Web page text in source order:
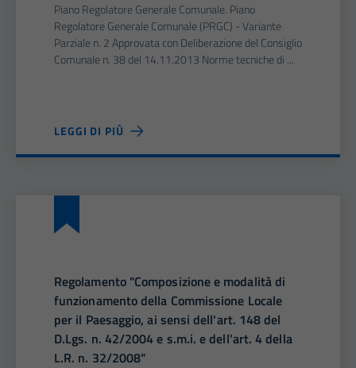
Piano Regolatore Generale Comunale. Piano
Regolatore Generale Comunale (PRGC) - Variante
Parziale n. 2 Approvata con Deliberazione del Consiglio
Comunale n. 38 del 14.11.2013 Norme tecniche di ...
LEGGI DI PIÙ
Regolamento "Composizione e modalità di
funzionamento della Commissione Locale
per il Paesaggio, ai sensi dell'art. 148 del
D.Lgs. n. 42/2004 e s.m.i. e dell'art. 4 della
L.R. n. 32/2008"